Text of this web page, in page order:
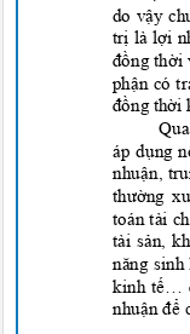
do vậy
trị là lợi
đồng thời
phận có
đồng thời
áp dụng n
nhuận,
thường
toán tài
tài sản, kh
năng sinh
kinh tế…
nhuận để